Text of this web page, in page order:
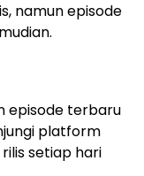
namun episode
episode terbaru
platform
setiap hari